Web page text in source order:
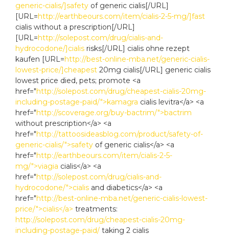
generic-cialis/]safety of generic cialis[/URL]
[URL=http://earthbeours.com/item/cialis-2-5-mg/]fast
cialis without a prescription[/URL]
[URL=http://solepost.com/drug/cialis-and-
hydrocodone/]cialis risks[/URL] cialis ohne rezept
kaufen [URL=http://best-online-mba.net/generic-cialis-
lowest-price/]cheapest 20mg cialis[/URL] generic cialis
lowest price died, pets; promote <a
href="http://solepost.com/drug/cheapest-cialis-20mg-
including-postage-paid/">kamagra cialis levitra</a> <a
href="http://scoverage.org/buy-bactrim/">bactrim
without prescription</a> <a
href="http://tattoosideasblog.com/product/safety-of-
generic-cialis/">safety of generic cialis</a> <a
href="http://earthbeours.com/item/cialis-2-5-
mg/">viagia cialis</a> <a
href="http://solepost.com/drug/cialis-and-
hydrocodone/">cialis and diabetics</a> <a
href="http://best-online-mba.net/generic-cialis-lowest-
price/">cialis</a> treatments:
http://solepost.com/drug/cheapest-cialis-20mg-
including-postage-paid/ taking 2 cialis